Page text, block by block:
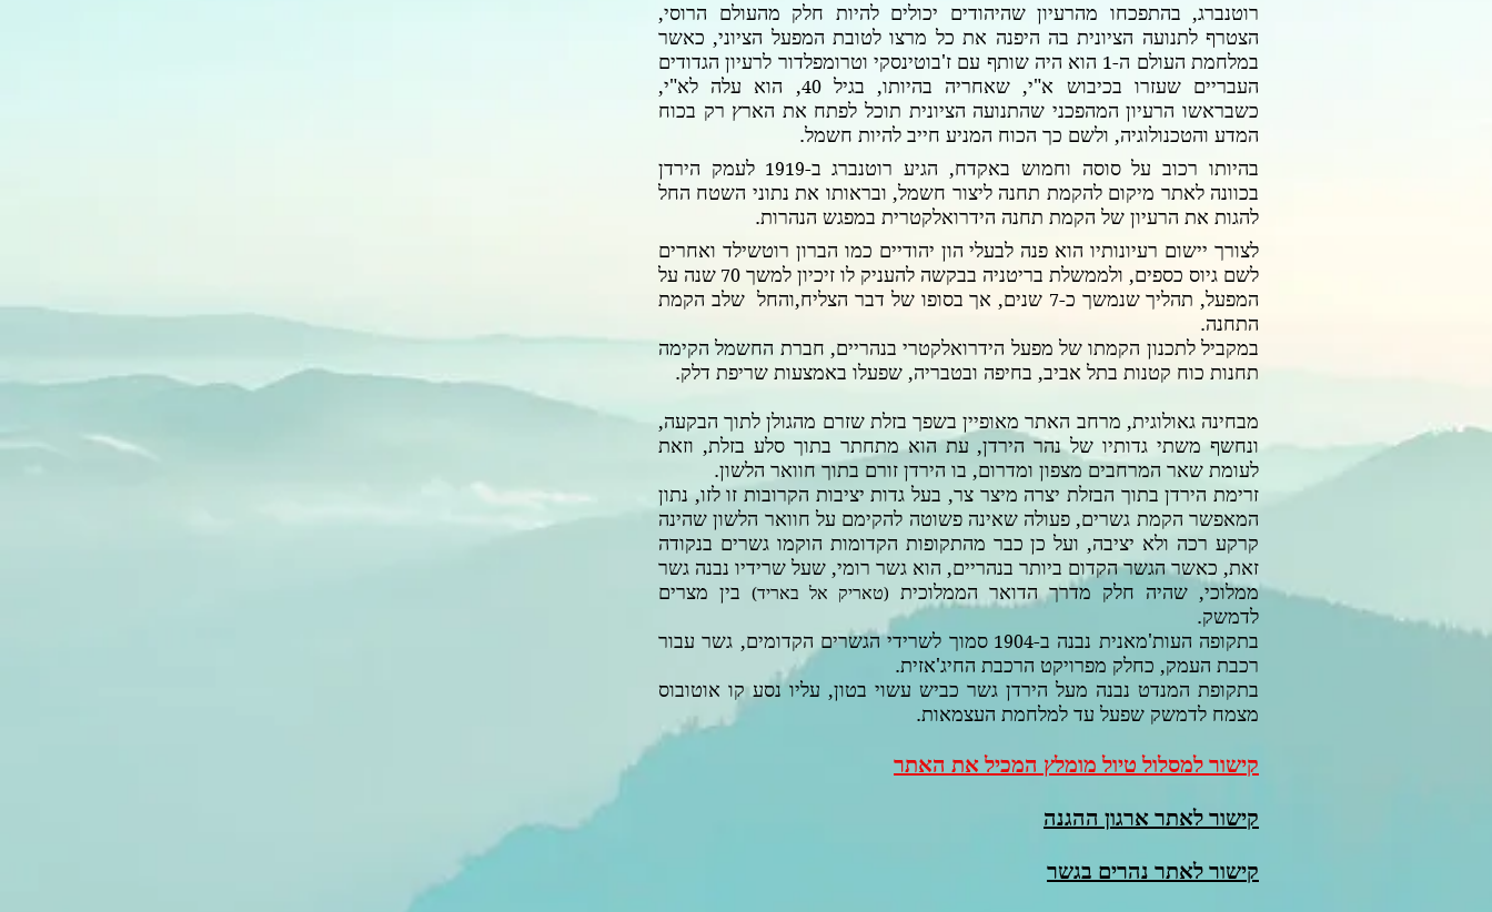
רוטנברג, בהתפכחו מהרעיון שהיהודים יכולים להיות חלק מהעולם הרוסי,
הצטרף לתנועה הציונית בה היפנה את כל מרצו לטובת המפעל הציוני, כאשר
במלחמת העולם ה-1 הוא היה שותף עם ז'בוטינסקי וטרומפלדור לרעיון הגדודים
העבריים שעזרו בכיבוש א"י, שאחריה בהיותו, בגיל40, הוא עלה לא"י,
כשבראשו הרעיון המהפכני שהתנועה הציונית תוכל לפתח את הארץ רק בכוח
המדע והטכנולוגיה, ולשם כך הכוח המניע חייב להיות חשמל.
בהיותו רכוב על סוסה וחמוש באקדח, הגיע רוטנברג ב-1919 לעמק הירדן
בכוונה לאתר מיקום להקמת תחנה ליצור חשמל, ובראותו את נתוני השטח החל
להגות את הרעיון של הקמת תחנה הידרואלקטרית במפגש הנהרות.
לצורך יישום רעיונותיו הוא פנה לבעלי הון יהודיים כמו הברון רוטשילד ואחרים
לשם גיוס כספים, ולממשלת בריטניה בבקשה להעניק לו זיכיון למשך 70 שנה על
המפעל, תהליך שנמשך כ-7 שנים, אך בסופו של דבר הצליח,והחל שלב הקמת
התחנה.
במקביל לתכנון הקמתו של מפעל הידרואלקטרי בנהריים, חברת החשמל הקימה
תחנות כוח קטנות בתל אביב, בחיפה ובטבריה, שפעלו באמצעות שריפת דלק.
מבחינה גאולוגית, מרחב האתר מאופיין בשפך בזלת שזרם מהגולן לתוך הבקעה,
ונחשף משתי גדותיו של נהר הירדן, עת הוא מתחתר בתוך סלע בזלת, וזאת
לעומת שאר המרחבים מצפון ומדרום, בו הירדן זורם בתוך חוואר הלשון.
זרימת הירדן בתוך הבזלת יצרה מיצר צר, בעל גדות יציבות הקרובות זו לזו, נתון
המאפשר הקמת גשרים, פעולה שאינה פשוטה להקימם על חוואר הלשון שהינה
קרקע רכה ולא יציבה, ועל כן כבר מהתקופות הקדומות הוקמו גשרים בנקודה
זאת, כאשר הגשר הקדום ביותר בנהריים, הוא גשר רומי, שעל שרידיו נבנה גשר
ממלוכי, שהיה חלק מדרך הדואר הממלוכית
(טאריק אל באריד) בין מצרים
לדמשק.
בתקופה העות'מאנית נבנה ב-1904 סמוך לשרידי הגשרים הקדומים, גשר עבור
רכבת העמק, כחלק מפרויקט הרכבת החיג'אזית.
בתקופת המנדט נבנה מעל הירדן גשר כביש עשוי בטון, עליו נסע קו אוטובוס
מצמח לדמשק שפעל עד למלחמת העצמאות.
קישור למסלול טיול מומלץ המכיל את האתר
קישור לאתר ארגון ההגנה
קישור לאתר נהרים בגשר